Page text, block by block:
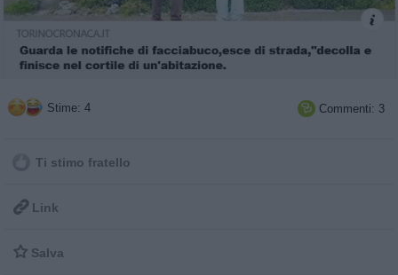
Stime: 4  Commenti: 3
Ti stimo fratello
 Link
 Salva